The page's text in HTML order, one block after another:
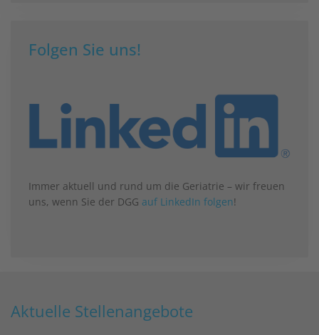
Folgen Sie uns!
Immer aktuell und rund um die Geriatrie – wir freuen
uns, wenn Sie der DGG auf LinkedIn folgen!
Aktuelle Stellenangebote